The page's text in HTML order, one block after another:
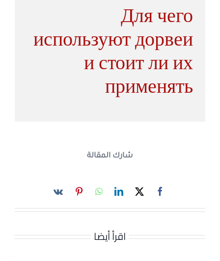
Для чего
используют дорвеи
и стоит ли их
применять
شارك المقالة
اقرأ أيضا